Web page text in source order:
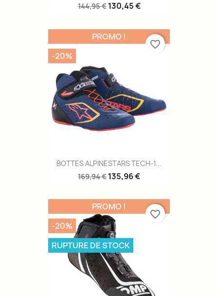
144,95 € 130,45 €
BOTTES ALPINESTARS TECH-1...
169,94 € 135,96 €
PROMO !
-20%
favorite_border
PROMO !
-20%
RUPTURE DE STOCK
favorite_border